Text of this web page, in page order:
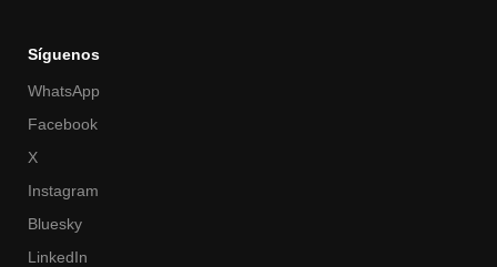
Síguenos
WhatsApp
Facebook
X
Instagram
Bluesky
LinkedIn